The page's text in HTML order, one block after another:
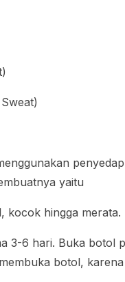
yaitu
kocok hingga merata.
3-6 hari. Buka botol
botol,